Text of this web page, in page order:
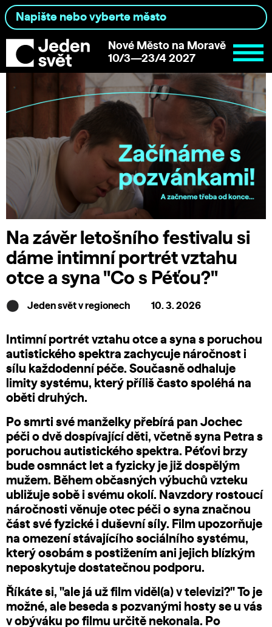
Nové Město na Moravě
10/3—23/4 2027
Na závěr letošního festivalu si
dáme intimní portrét vztahu
otce a syna "Co s Péťou?"
Jeden svět v regionech 10. 3. 2026
Intimní portrét vztahu otce a syna s poruchou
autistického spektra zachycuje náročnost i
sílu každodenní péče. Současně odhaluje
limity systému, který příliš často spoléhá na
oběti druhých.
Po smrti své manželky přebírá pan Jochec
péči o dvě dospívající děti, včetně syna Petra s
poruchou autistického spektra. Péťovi brzy
bude osmnáct let a fyzicky je již dospělým
mužem. Během občasných výbuchů vzteku
ubližuje sobě i svému okolí. Navzdory rostoucí
náročnosti věnuje otec péči o syna značnou
část své fyzické i duševní síly. Film upozorňuje
na omezení stávajícího sociálního systému,
který osobám s postižením ani jejich blízkým
neposkytuje dostatečnou podporu.
Říkáte si, "ale já už film viděl(a) v televizi?" To je
možné, ale beseda s pozvanými hosty se u vás
v obýváku po filmu určitě nekonala. Po